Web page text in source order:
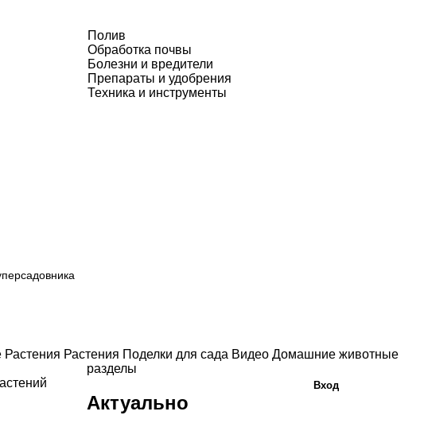
Полив
Обработка почвы
Болезни и вредители
Препараты и удобрения
Техника и инструменты
Растения Растения Поделки для сада Видео Домашние животные
разделы
Актуально
Вход